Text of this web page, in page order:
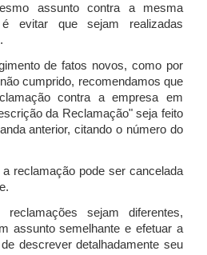
assunto contra a mesma
evitar que sejam realizadas
de fatos novos, como por
cumprido, recomendamos que
contra a empresa em
da Reclamação" seja feito
anterior, citando o número do
reclamação pode ser cancelada
sejam diferentes,
assunto semelhante e efetuar a
descrever detalhadamente seu